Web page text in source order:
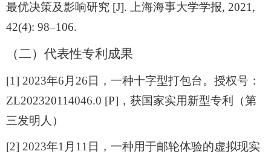
最优决策及影响研究 [J]. 上海海事大学学报, 2021,
42(4): 98–106.
（二） 代表性专利成果
[1] 2023年6 月 26 日，一种十字型打包台。授权号：
ZL202320114046.0 [P] ，获国家实用新型专利（第
三发明人）
[2] 2023年1 月 11 日，一种用于邮轮体验的虚拟现实